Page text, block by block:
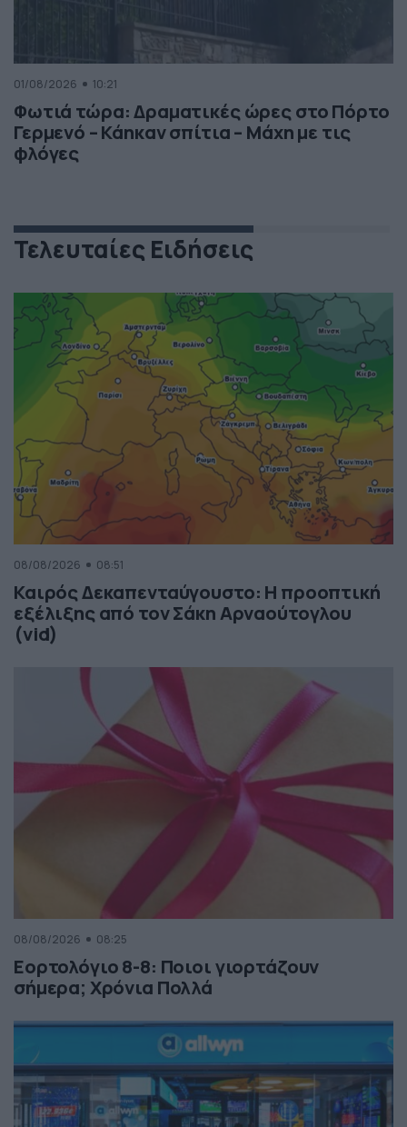
01/08/2026 10:21
Φωτιά τώρα: Δραματικές ώρες στο Πόρτο
Γερμενό – Κάηκαν σπίτια – Μάχη με τις
φλόγες
Τελευταίες Ειδήσεις
08/08/2026 08:51
Καιρός Δεκαπενταύγουστο: Η προοπτική
εξέλιξης από τον Σάκη Αρναούτογλου
(vid)
08/08/2026 08:25
Εορτολόγιο 8-8: Ποιοι γιορτάζουν
σήμερα; Χρόνια Πολλά